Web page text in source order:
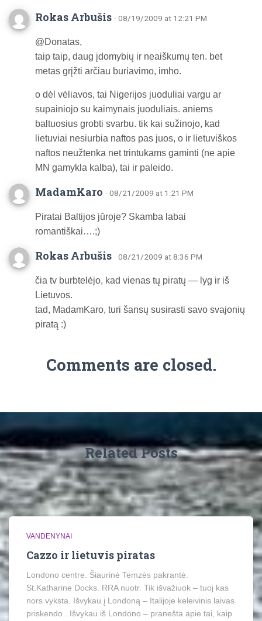
Rokas Arbušis · 08/19/2009 at 12:21 PM
@Donatas,
taip taip, daug įdomybių ir neaiškumų ten. bet
metas grįžti arčiau buriavimo, imho.
o dėl vėliavos, tai Nigerijos juoduliai vargu ar
supainiojo su kaimynais juoduliais. aniems
baltuosius grobti svarbu. tik kai sužinojo, kad
lietuviai nesiurbia naftos pas juos, o ir lietuviškos
naftos neužtenka net trintukams gaminti (ne apie
MN gamykla kalba), tai ir paleido.
MadamKaro · 08/21/2009 at 1:21 PM
Piratai Baltijos jūroje? Skamba labai
romantiškai….;)
Rokas Arbušis · 08/21/2009 at 8:36 PM
čia tv burbtelėjo, kad vienas tų piratų — lyg ir iš
Lietuvos.
tad, MadamKaro, turi šansų susirasti savo svajonių
piratą :)
Comments are closed.
Related Posts
VANDENYNAI
Cazzo ir lietuvis piratas
Londono centre. Šiaurinė Temzės pakrantė.
St.Katharine Docks. RRA nuotr. Tik išvažiuok – tuoj kas
nors vyksta. Išvykau į Londoną – Italijoje keleivinis laivas
priskendo . Išvykau iš Londono – pranešta apie tai, kaip